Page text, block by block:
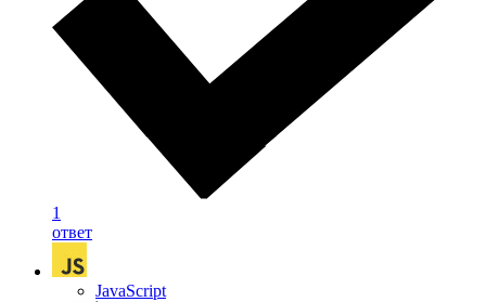
1
ответ
JavaScript